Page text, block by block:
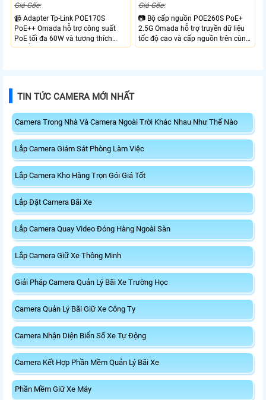
Giá Gốc:
📹 Adapter Tp-Link POE170S
PoE++ Omada hỗ trợ công suất
PoE tối đa 60W và tương thích
chuẩn 802.3bt, 802.3at, 802.3af.
lên đến 100 mét. Thiết kế nhỏ gọn
Giá Gốc:
📷 Bộ cấp nguồn POE260S PoE+
2.5G Omada hỗ trợ truyền dữ liệu
tốc độ cao và cấp nguồn trên cùng
một cáp mạng với khoảng cách
TIN TỨC CAMERA MỚI NHẤT
Camera Trong Nhà Và Camera Ngoài Trời Khác Nhau Như Thế Nào
Lắp Camera Giám Sát Phòng Làm Việc
Lắp Camera Kho Hàng Trọn Gói Giá Tốt
Lắp Đặt Camera Bãi Xe
Lắp Camera Quay Video Đóng Hàng Ngoài Sàn
Lắp Camera Giữ Xe Thông Minh
Giải Pháp Camera Quản Lý Bãi Xe Trường Học
Camera Quản Lý Bãi Giữ Xe Công Ty
Camera Nhận Diện Biển Số Xe Tự Động
Camera Kết Hợp Phần Mềm Quản Lý Bãi Xe
Phần Mềm Giữ Xe Máy